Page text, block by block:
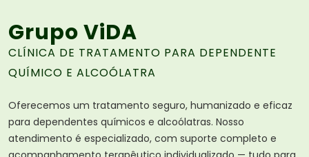
Grupo ViDA
CLÍNICA DE TRATAMENTO PARA DEPENDENTE
QUÍMICO E ALCOÓLATRA
Oferecemos um tratamento seguro, humanizado e eficaz
para dependentes químicos e alcoólatras. Nosso
atendimento é especializado, com suporte completo e